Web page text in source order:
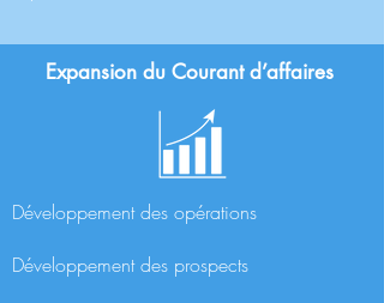
Expansion du Courant d’affaires
Développement des opérations
Développement des prospects